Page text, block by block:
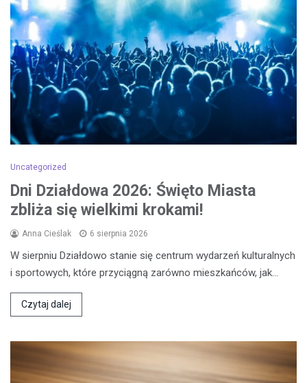
Uncategorized
Dni Działdowa 2026: Święto Miasta
zbliża się wielkimi krokami!
Anna Cieślak 6 sierpnia 2026
W sierpniu Działdowo stanie się centrum wydarzeń kulturalnych
i sportowych, które przyciągną zarówno mieszkańców, jak…
Czytaj dalej